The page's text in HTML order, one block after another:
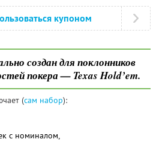
купоном
создан для поклонников
покера — Texas Hold’em.
(сам набор):
с номиналом,